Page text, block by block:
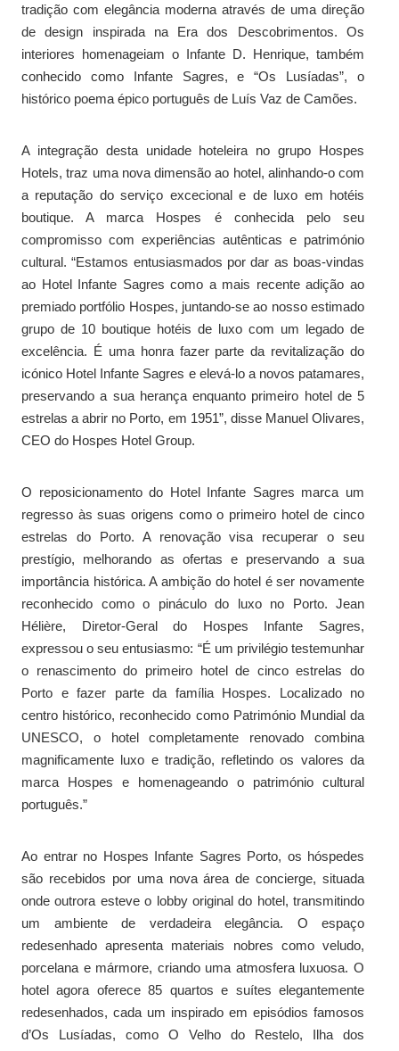
tradição com elegância moderna através de uma direção
de design inspirada na Era dos Descobrimentos. Os
interiores homenageiam o Infante D. Henrique, também
conhecido como Infante Sagres, e “Os Lusíadas”, o
histórico poema épico português de Luís Vaz de Camões.
A integração desta unidade hoteleira no grupo Hospes
Hotels, traz uma nova dimensão ao hotel, alinhando-o com
a reputação do serviço excecional e de luxo em hotéis
boutique. A marca Hospes é conhecida pelo seu
compromisso com experiências autênticas e património
cultural. “Estamos entusiasmados por dar as boas-vindas
ao Hotel Infante Sagres como a mais recente adição ao
premiado portfólio Hospes, juntando-se ao nosso estimado
grupo de 10 boutique hotéis de luxo com um legado de
excelência. É uma honra fazer parte da revitalização do
icónico Hotel Infante Sagres e elevá-lo a novos patamares,
preservando a sua herança enquanto primeiro hotel de 5
estrelas a abrir no Porto, em 1951”, disse Manuel Olivares,
CEO do Hospes Hotel Group.
O reposicionamento do Hotel Infante Sagres marca um
regresso às suas origens como o primeiro hotel de cinco
estrelas do Porto. A renovação visa recuperar o seu
prestígio, melhorando as ofertas e preservando a sua
importância histórica. A ambição do hotel é ser novamente
reconhecido como o pináculo do luxo no Porto. Jean
Hélière, Diretor-Geral do Hospes Infante Sagres,
expressou o seu entusiasmo: “É um privilégio testemunhar
o renascimento do primeiro hotel de cinco estrelas do
Porto e fazer parte da família Hospes. Localizado no
centro histórico, reconhecido como Património Mundial da
UNESCO, o hotel completamente renovado combina
magnificamente luxo e tradição, refletindo os valores da
marca Hospes e homenageando o património cultural
português.”
Ao entrar no Hospes Infante Sagres Porto, os hóspedes
são recebidos por uma nova área de concierge, situada
onde outrora esteve o lobby original do hotel, transmitindo
um ambiente de verdadeira elegância. O espaço
redesenhado apresenta materiais nobres como veludo,
porcelana e mármore, criando uma atmosfera luxuosa. O
hotel agora oferece 85 quartos e suítes elegantemente
redesenhados, cada um inspirado em episódios famosos
d’Os Lusíadas, como O Velho do Restelo, Ilha dos